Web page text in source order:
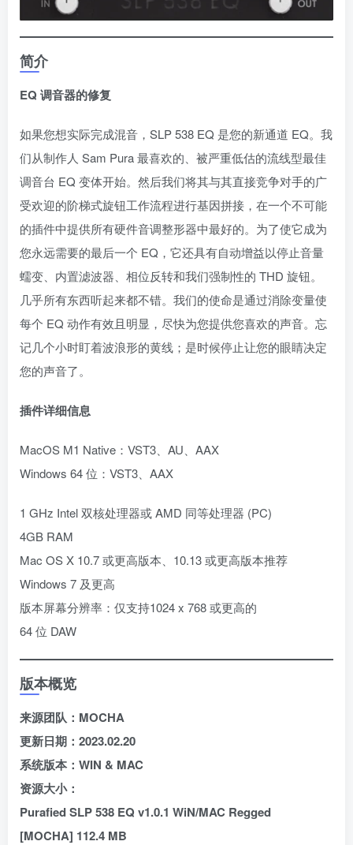
简介
EQ 调音器的修复
如果您想实际完成混音，SLP 538 EQ 是您的新通道 EQ。我
们从制作人 Sam Pura 最喜欢的、被严重低估的流线型最佳
调音台 EQ 变体开始。然后我们将其与其直接竞争对手的广
受欢迎的阶梯式旋钮工作流程进行基因拼接，在一个不可能
的插件中提供所有硬件音调整形器中最好的。为了使它成为
您永远需要的最后一个 EQ，它还具有自动增益以停止音量
蠕变、内置滤波器、相位反转和我们强制性的 THD 旋钮。
几乎所有东西听起来都不错。我们的使命是通过消除变量使
每个 EQ 动作有效且明显，尽快为您提供您喜欢的声音。忘
记几个小时盯着波浪形的黄线；是时候停止让您的眼睛决定
您的声音了。
插件详细信息
MacOS M1 Native：VST3、AU、AAX
Windows 64 位：VST3、AAX
1 GHz Intel 双核处理器或 AMD 同等处理器 (PC)
4GB RAM
Mac OS X 10.7 或更高版本、10.13 或更高版本推荐
Windows 7 及更高
版本屏幕分辨率：仅支持1024 x 768 或更高的
64 位 DAW
版本概览
来源团队：MOCHA
更新日期：2023.02.20
系统版本：WIN & MAC
资源大小：
Purafied SLP 538 EQ v1.0.1 WiN/MAC Regged
[MOCHA] 112.4 MB